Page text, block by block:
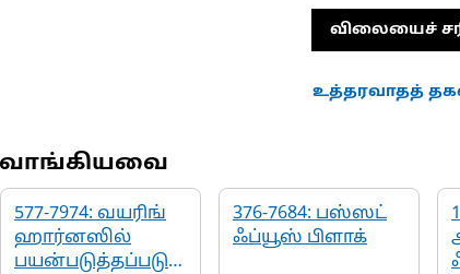
விலையைச்
உத்தரவாதத்
வாங்கியவை
577-7974: வயரிங்
ஹார்னஸில்
பயன்படுத்தப்படும்
376-7684: பஸ்ஸட்
ஃப்யூஸ் பிளாக்